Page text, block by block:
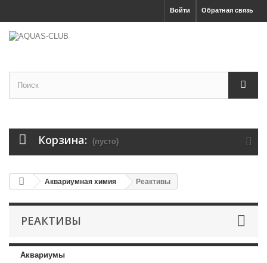
Обратная связь
Войти
Корзина: (пусто)
Аквариумная химия Реактивы
РЕАКТИВЫ
Аквариумы